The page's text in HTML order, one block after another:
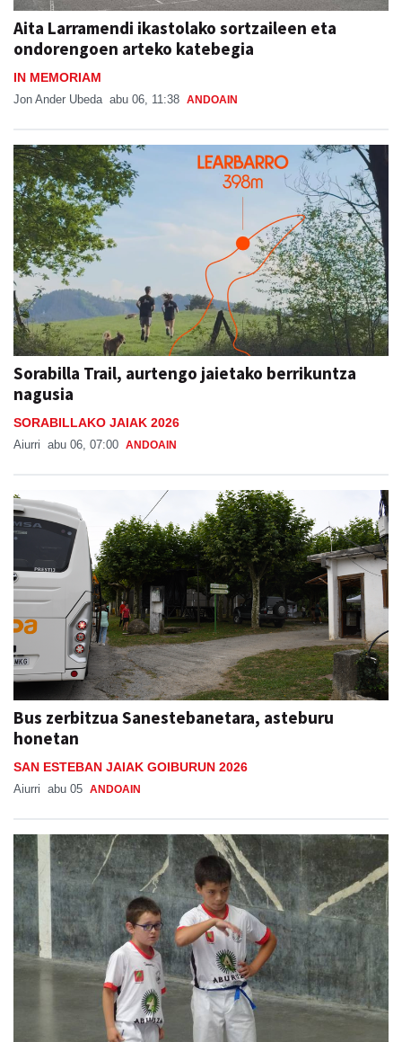
Aita Larramendi ikastolako sortzaileen eta
ondorengoen arteko katebegia
IN MEMORIAM
Jon Ander Ubeda abu 06, 11:38 ANDOAIN
Sorabilla Trail, aurtengo jaietako berrikuntza
nagusia
SORABILLAKO JAIAK 2026
Aiurri abu 06, 07:00 ANDOAIN
Bus zerbitzua Sanestebanetara, asteburu
honetan
SAN ESTEBAN JAIAK GOIBURUN 2026
Aiurri abu 05 ANDOAIN